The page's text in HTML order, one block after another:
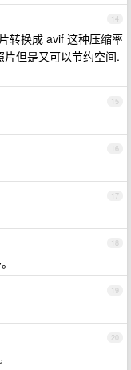
14
转换成 avif 这种压缩率
但是又可以节约空间.
15
16
17
18
19
20